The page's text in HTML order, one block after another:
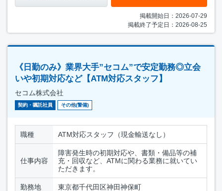
掲載開始日：2026-07-29
掲載終了予定日：2026-08-25
《日勤のみ》業界大手”セコム”で安定勤務◎立会
いや初期対応など【ATM対応スタッフ】
セコム株式会社
契約・嘱託社員 その他(警備)
職種 ATM対応スタッフ（現金輸送なし）
仕事内容
障害発生時の初期対応や、書類・備品等の補
充・回収など、ATMに関わる業務に就いてい
ただきます。
勤務地 東京都千代田区神田神保町